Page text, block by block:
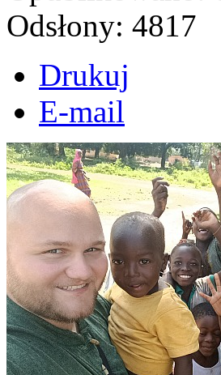
Odsłony: 4817
Drukuj
E-mail